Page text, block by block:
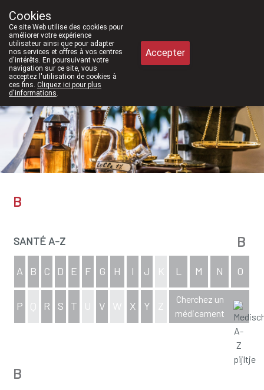
nous serons à nouveau ouverts le samedi de 8h30 à 12h30.
Aujourd'hui A présent
B
SANTÉ A-Z B
A B C D E F G H I J K L M N O
P Q R S T U V W X Y Z
Cherchez un
médicament
B
Cookies
Ce site Web utilise des cookies pour
améliorer votre expérience
utilisateur ainsi que pour adapter
nos services et offres à vos centres
d'intérêts. En poursuivant votre
navigation sur ce site, vous
acceptez l'utilisation de cookies à
ces fins. Cliquez ici pour plus
d'informations.
Accepter